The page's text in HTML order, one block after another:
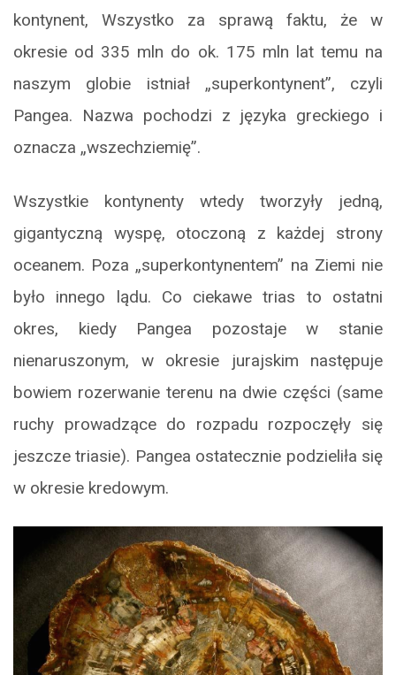
kontynent, Wszystko za sprawą faktu, że w
okresie od 335 mln do ok. 175 mln lat temu na
naszym globie istniał „superkontynent”, czyli
Pangea. Nazwa pochodzi z języka greckiego i
oznacza „wszechziemię”.
Wszystkie kontynenty wtedy tworzyły jedną,
gigantyczną wyspę, otoczoną z każdej strony
oceanem. Poza „superkontynentem” na Ziemi nie
było innego lądu. Co ciekawe trias to ostatni
okres, kiedy Pangea pozostaje w stanie
nienaruszonym, w okresie jurajskim następuje
bowiem rozerwanie terenu na dwie części (same
ruchy prowadzące do rozpadu rozpoczęły się
jeszcze triasie). Pangea ostatecznie podzieliła się
w okresie kredowym.